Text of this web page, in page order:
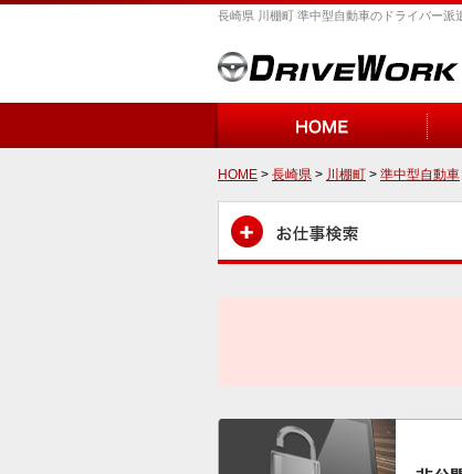
長崎県 川棚町 準中型自動車のドライバー派
HOME > 長崎県 > 川棚町 > 準中型自動車